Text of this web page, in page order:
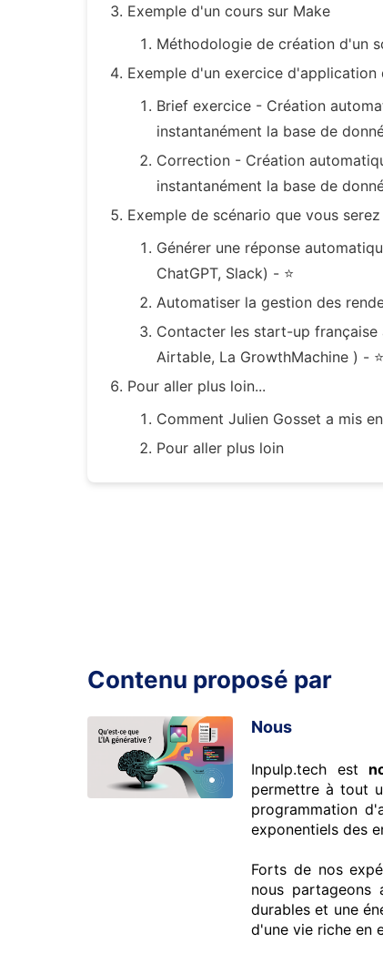
Exemple d'un cours sur Make
Méthodologie de création d'un
Exemple d'un exercice d'application
Brief exercice - Création
instantanément la base de
Correction - Création
instantanément la base de
Exemple de scénario que vous
Générer une réponse
ChatGPT, Slack) - ⭐
Automatiser la gestion des
Contacter les start-up française
Airtable, La GrowthMachine ) -
Pour aller plus loin...
Comment Julien Gosset a mis
Pour aller plus loin
Contenu proposé par
Nous
Inpulp.tech est
permettre à tout
programmation
exponentiels des
Forts de nos
nous partageons
durables et une
d'une vie riche en